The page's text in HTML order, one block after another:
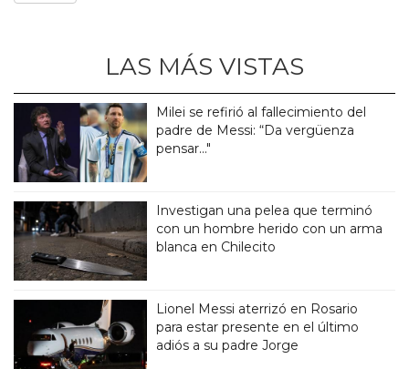
LAS MÁS VISTAS
Milei se refirió al fallecimiento del
padre de Messi: “Da vergüenza
pensar..."
Investigan una pelea que terminó
con un hombre herido con un arma
blanca en Chilecito
Lionel Messi aterrizó en Rosario
para estar presente en el último
adiós a su padre Jorge